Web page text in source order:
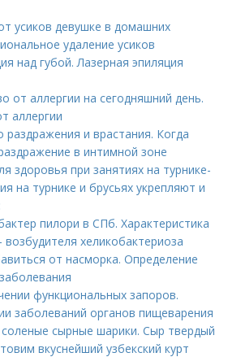
усиков девушке в домашних
удаление усиков
над губой. Лазерная эпиляция
от аллергии на сегодняшний день.
аллергии
раздражения и врастания. Когда
в интимной зоне
здоровья при занятиях на турнике-
на турнике и брусьях укрепляют и
пилори в СПб. Характеристика
хеликобактериоза
от насморка. Определение
функциональных запоров.
заболеваний органов пищеварения
соленые сырные шарики. Сыр твердый
вкуснейший узбекский курт